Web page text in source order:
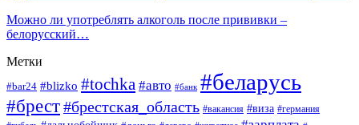
Можно ли употреблять алкоголь после прививки –
белорусский…
Метки
#bar24 #blizko #tochka #авто #банк #беларусь
#брест#брестская_область #вакансия #виза #германия